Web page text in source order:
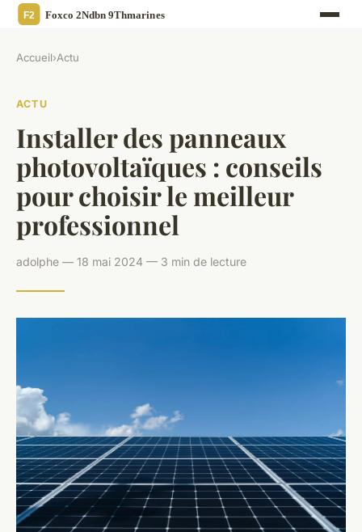
Accueil›Actu
ACTU
Installer des panneaux
photovoltaïques : conseils
pour choisir le meilleur
professionnel
adolphe — 18 mai 2024 — 3 min de lecture